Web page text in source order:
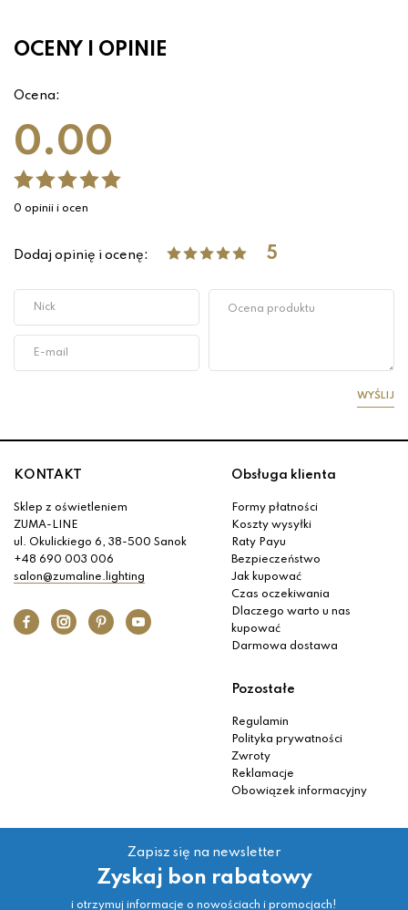
OCENY I OPINIE
Ocena:
0.00
0 opinii i ocen
Dodaj opinię i ocenę: 5
WYŚLIJ
KONTAKT
Sklep z oświetleniem
ZUMA-LINE
ul. Okulickiego 6, 38-500 Sanok
+48 690 003 006
salon@zumaline.lighting
Obsługa klienta
Formy płatności
Koszty wysyłki
Raty Payu
Bezpieczeństwo
Jak kupować
Czas oczekiwania
Dlaczego warto u nas
kupować
Darmowa dostawa
Pozostałe
Regulamin
Polityka prywatności
Zwroty
Reklamacje
Obowiązek informacyjny
Zapisz się na newsletter
Zyskaj bon rabatowy
i otrzymuj informacje o nowościach i promocjach!